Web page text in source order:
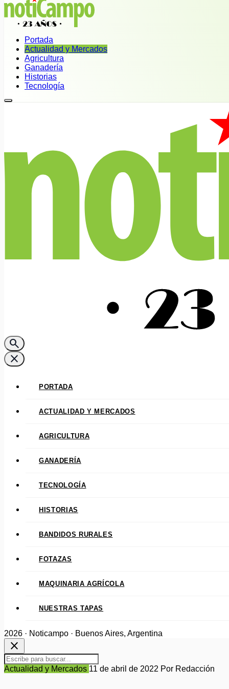
Portada
Actualidad y Mercados
Agricultura
Ganadería
Historias
Tecnología
search
close
PORTADA
ACTUALIDAD Y MERCADOS
AGRICULTURA
GANADERÍA
TECNOLOGÍA
HISTORIAS
BANDIDOS RURALES
FOTAZAS
MAQUINARIA AGRÍCOLA
NUESTRAS TAPAS
2026 · Noticampo · Buenos Aires, Argentina
close
Actualidad y Mercados 11 de abril de 2022 Por Redacción